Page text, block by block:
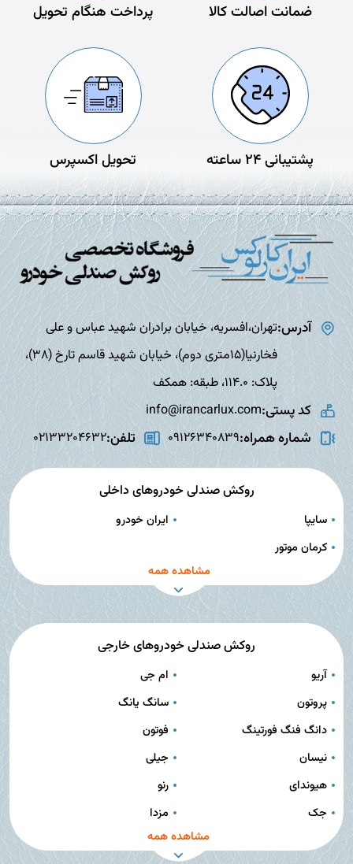
ضمانت اصالت کالا پرداخت هنگام تحویل
پشتیبانی 24 ساعته تحویل اکسپرس
آدرس:تهران،افسریه، خیابان برادران شهید عباس و علی
فخارنیا(15متری دوم)، خیابان شهید قاسم تارخ (38)،
پلاک: 114.0، طبقه: همکف
کد پستی:info@irancarlux.com
شماره همراه:09126340839 تلفن:02133204632
روکش صندلی خودروهای داخلی
سایپا
ایران خودرو
کرمان موتور
مشاهده همه
روکش صندلی خودروهای خارجی
آریو
ام جی
پروتون
سانگ یانگ
دانگ فنگ فورتینگ
فوتون
نیسان
جیلی
هیوندای
رنو
جک
مزدا
مشاهده همه